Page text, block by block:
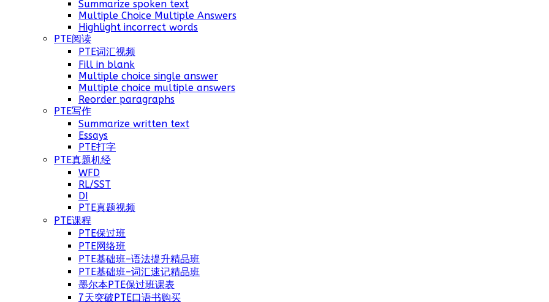
Summarize spoken text
Multiple Choice Multiple Answers
Highlight incorrect words
PTE阅读
PTE词汇视频
Fill in blank
Multiple choice single answer
Multiple choice multiple answers
Reorder paragraphs
PTE写作
Summarize written text
Essays
PTE打字
PTE真题机经
WFD
RL/SST
DI
PTE真题视频
PTE课程
PTE保过班
PTE网络班
PTE基础班–语法提升精品班
PTE基础班–词汇速记精品班
墨尔本PTE保过班课表
7天突破PTE口语书购买